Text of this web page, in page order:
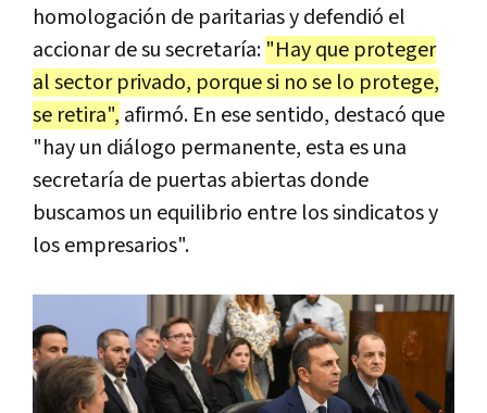
homologación de paritarias y defendió el
accionar de su secretaría: "Hay que proteger
al sector privado, porque si no se lo protege,
se retira", afirmó. En ese sentido, destacó que
"hay un diálogo permanente, esta es una
secretaría de puertas abiertas donde
buscamos un equilibrio entre los sindicatos y
los empresarios".